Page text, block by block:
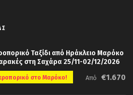
Ταξίδι από Ηράκλειο Μαρόκο
στη Σαχάρα 25/11-02/12/2026
στο Μαρόκο! Από €1.670